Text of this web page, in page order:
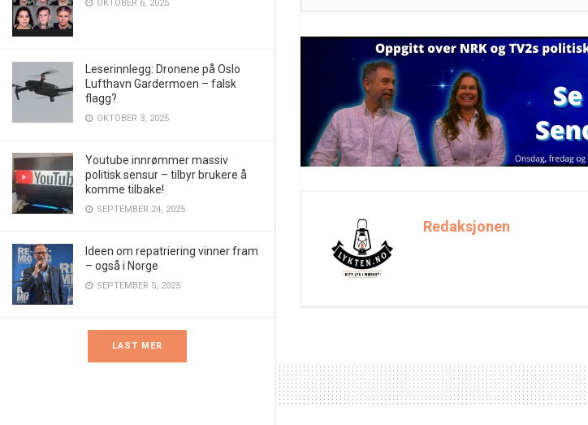
OKTOBER 6, 2025
Leserinnlegg: Dronene på Oslo
Lufthavn Gardermoen – falsk
flagg?
OKTOBER 3, 2025
Youtube innrømmer massiv
politisk sensur – tilbyr brukere å
komme tilbake!
SEPTEMBER 24, 2025
Ideen om repatriering vinner fram
– også i Norge
SEPTEMBER 5, 2025
LAST MER
Redaksjonen